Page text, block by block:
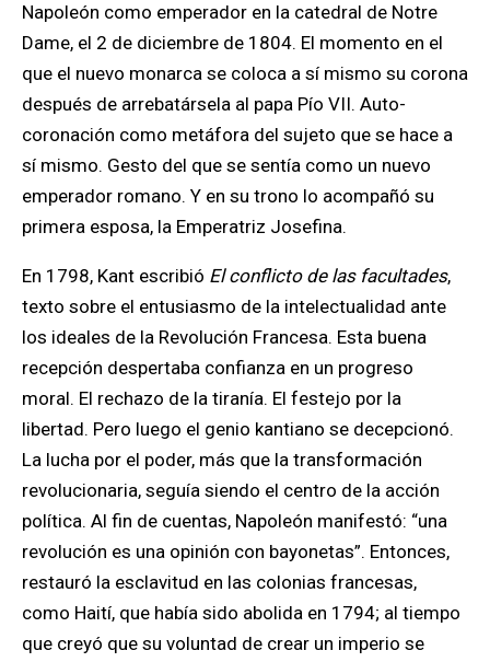
Napoleón como emperador en la catedral de Notre
Dame, el 2 de diciembre de 1804. El momento en el
que el nuevo monarca se coloca a sí mismo su corona
después de arrebatársela al papa Pío VII. Auto-
coronación como metáfora del sujeto que se hace a
sí mismo. Gesto del que se sentía como un nuevo
emperador romano. Y en su trono lo acompañó su
primera esposa, la Emperatriz Josefina.
En 1798, Kant escribió El conflicto de las facultades,
texto sobre el entusiasmo de la intelectualidad ante
los ideales de la Revolución Francesa. Esta buena
recepción despertaba confianza en un progreso
moral. El rechazo de la tiranía. El festejo por la
libertad. Pero luego el genio kantiano se decepcionó.
La lucha por el poder, más que la transformación
revolucionaria, seguía siendo el centro de la acción
política. Al fin de cuentas, Napoleón manifestó: “una
revolución es una opinión con bayonetas”. Entonces,
restauró la esclavitud en las colonias francesas,
como Haití, que había sido abolida en 1794; al tiempo
que creyó que su voluntad de crear un imperio se